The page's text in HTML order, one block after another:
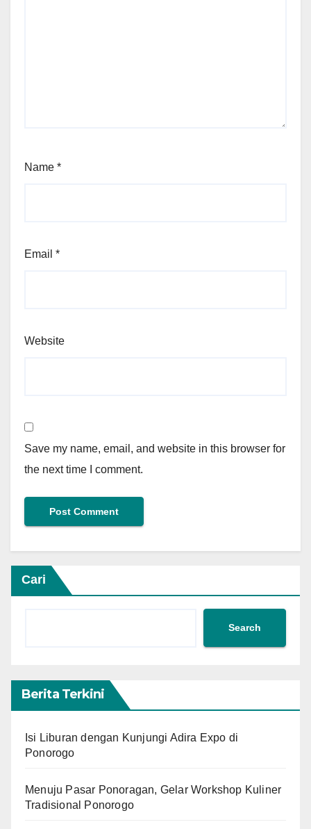
Name *
Email *
Website
Save my name, email, and website in this browser for
the next time I comment.
Cari
Search
Berita Terkini
Isi Liburan dengan Kunjungi Adira Expo di
Ponorogo
Menuju Pasar Ponoragan, Gelar Workshop Kuliner
Tradisional Ponorogo